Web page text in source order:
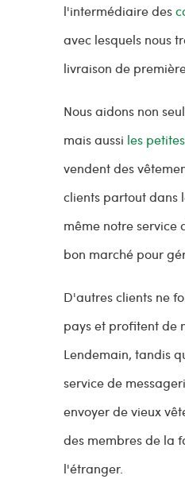
l'intermédiaire des
avec lesquels nous
livraison de
Nous aidons non
mais aussi les
vendent des
clients partout dans
même notre service
bon marché pour
D'autres clients ne
pays et profitent de
Lendemain, tandis
service de
envoyer de vieux
des membres de la